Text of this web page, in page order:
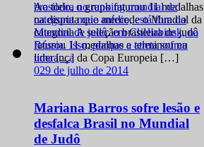
Ao todo, o grupo faturou 11 medalhas
na disputa que antecede o Mundial da
categoria A seleção brasileira de judô
faturou 11 medalhas e terminou na
liderança da Copa Europeia […]
029 de julho de 2014
Mariana Barros sofre lesão e
desfalca Brasil no Mundial
de Judô